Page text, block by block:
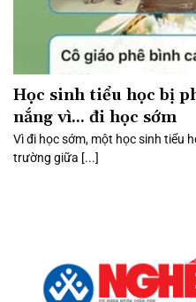
Học sinh tiểu học bị
nắng vì… đi học sớm
Vì đi học sớm, một học sinh tiểu
trường giữa [...]